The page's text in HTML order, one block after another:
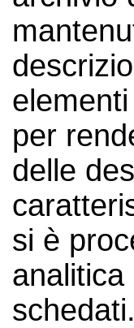
per
delle
si è